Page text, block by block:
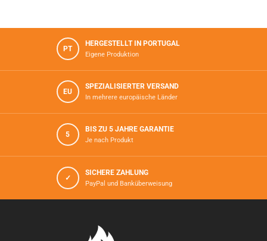
PT
HERGESTELLT IN PORTUGAL
Eigene Produktion
EU
SPEZIALISIERTER VERSAND
In mehrere europäische Länder
5
BIS ZU 5 JAHRE GARANTIE
Je nach Produkt
✓
SICHERE ZAHLUNG
PayPal und Banküberweisung